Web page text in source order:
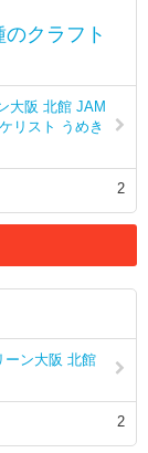
クラフト
大阪 北館 JAM
リスト うめき
2
ン大阪 北館
2